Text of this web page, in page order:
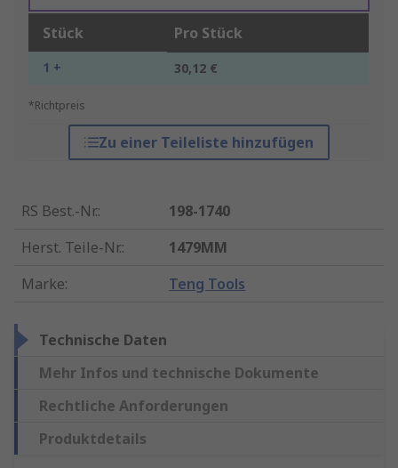
Stück Pro Stück
1 + 30,12 €
*Richtpreis
Zu einer Teileliste hinzufügen
RS Best.-Nr.:
198-1740
Herst. Teile-Nr.:
1479MM
Marke: Teng Tools
Technische Daten
Mehr Infos und technische Dokumente
Rechtliche Anforderungen
Produktdetails